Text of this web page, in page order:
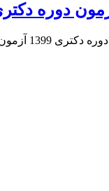
دوره دکتری
سال 99 دانشگاه‌ ها و…